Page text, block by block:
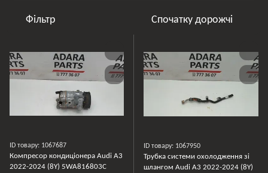
Фільтр Спочатку дорожчі
ID товару: 1067687
Компресор кондиціонера Audi A3
2022-2024 (8Y) 5WA816803C
ID товару: 1067950
Трубка системи охолодження зі
шлангом Audi A3 2022-2024 (8Y)